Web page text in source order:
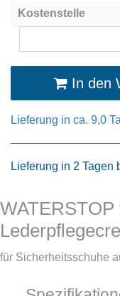
Kostenstelle
In den
Lieferung in ca. 9,0
Lieferung in 2 Tagen
WATERSTOP
für Sicherheitsschuhe